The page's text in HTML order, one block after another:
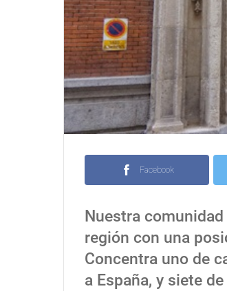
Facebook
Nuestra
región con una
Concentra uno de
a España, y siete